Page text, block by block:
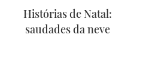
Histórias de Natal:
saudades da neve